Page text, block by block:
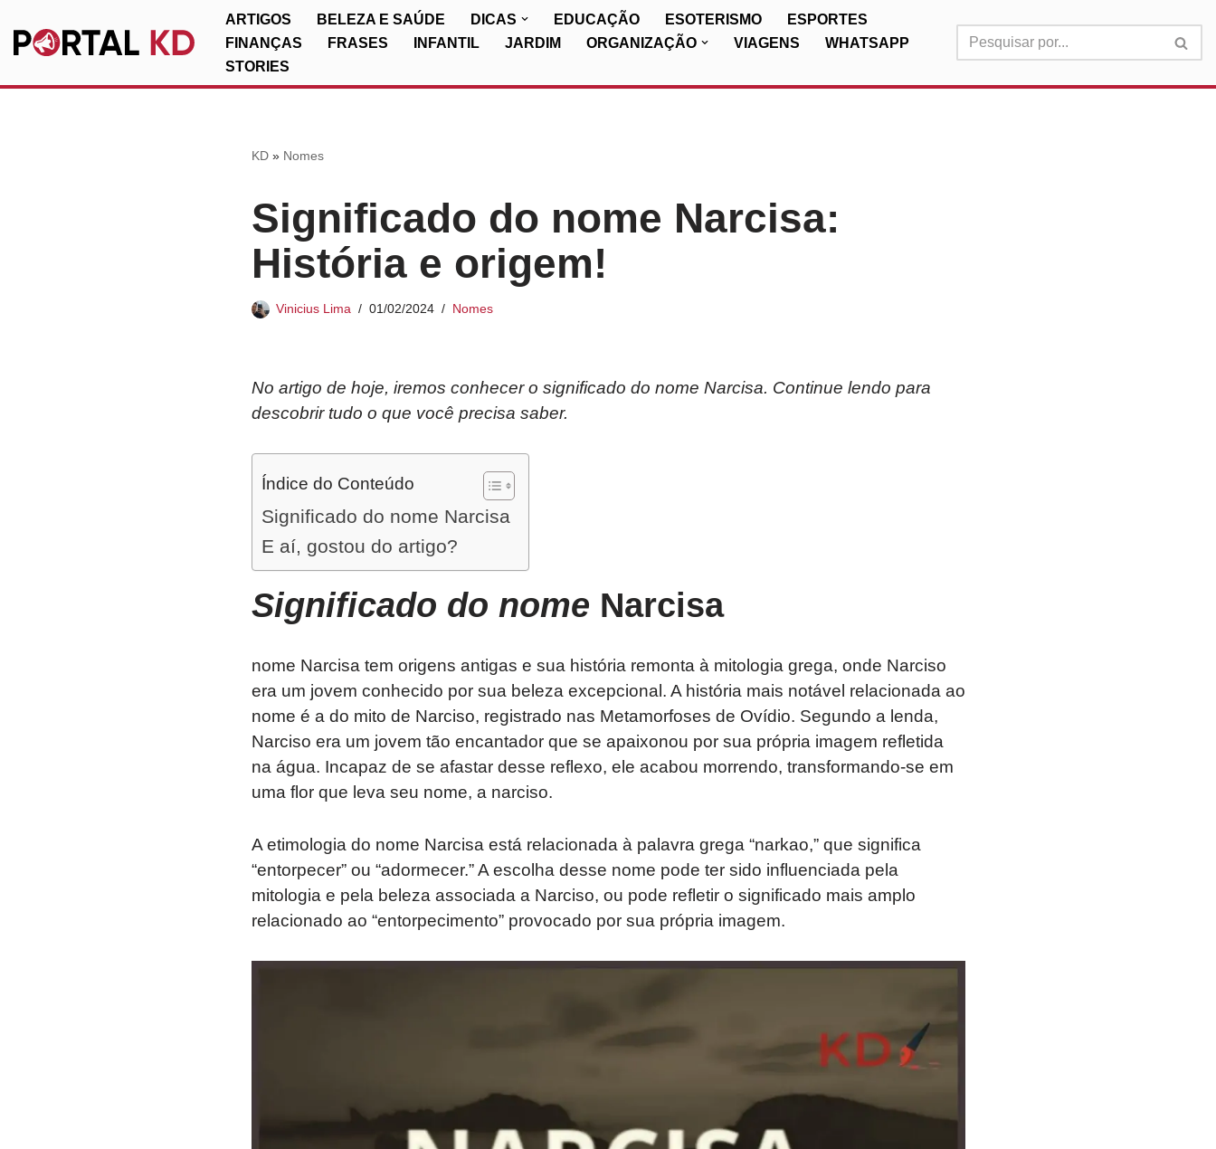
Pular
ARTIGOS BELEZA E SAÚDE DICAS EDUCAÇÃO ESOTERISMO
ESPORTES
FINANÇAS
FRASES INFANTIL JARDIM ORGANIZAÇÃO VIAGENS
WHATSAPP
STORIES
KD» Nomes
Significado do nome Narcisa:
História e origem!
Vinicius Lima 01/02/2024 Nomes
No artigo de hoje, iremos conhecer o significado do nome Narcisa. Continue lendo para
descobrir tudo o que você precisa saber.
Índice do Conteúdo
Significado do nome Narcisa
E aí, gostou do artigo?
Significado do nome Narcisa
nome Narcisa tem origens antigas e sua história remonta à mitologia grega, onde Narciso
era um jovem conhecido por sua beleza excepcional. A história mais notável relacionada ao
nome é a do mito de Narciso, registrado nas Metamorfoses de Ovídio. Segundo a lenda,
Narciso era um jovem tão encantador que se apaixonou por sua própria imagem refletida
na água. Incapaz de se afastar desse reflexo, ele acabou morrendo, transformando-se em
uma flor que leva seu nome, a narciso.
A etimologia do nome Narcisa está relacionada à palavra grega “narkao,” que significa
“entorpecer” ou “adormecer.” A escolha desse nome pode ter sido influenciada pela
mitologia e pela beleza associada a Narciso, ou pode refletir o significado mais amplo
relacionado ao “entorpecimento” provocado por sua própria imagem.